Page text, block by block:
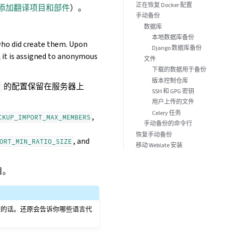
加翻译项目和部件）。
did create them. Upon
is assigned to anonymous
的配置保留在服务器上
,
, and
话。还原会告诉你哪些语言代
正在恢复 Docker 配置
手动备份
数据库
本地数据库备份
Django 数据库备份
文件
下载的数据用于备份
版本控制仓库
SSH 和 GPG 密钥
用户上传的文件
Celery 任务
手动备份的命令行
恢复手动备份
移动 Weblate 安装